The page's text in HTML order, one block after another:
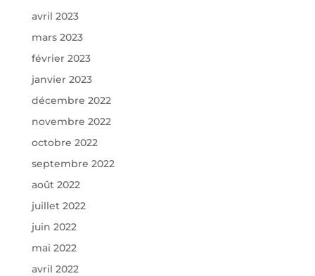
avril 2023
mars 2023
février 2023
janvier 2023
décembre 2022
novembre 2022
octobre 2022
septembre 2022
août 2022
juillet 2022
juin 2022
mai 2022
avril 2022